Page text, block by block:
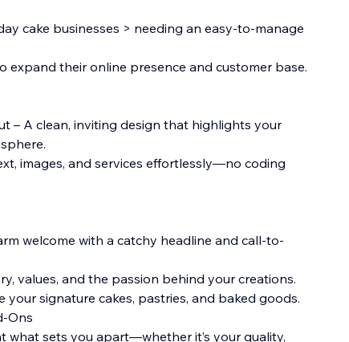
cake businesses > needing an easy-to-manage
expand their online presence and customer base.
– A clean, inviting design that highlights your
images, and services effortlessly—no coding
welcome with a catchy headline and call-to-
values, and the passion behind your creations.
your signature cakes, pastries, and baked goods.
Ons
what sets you apart—whether it’s your quality,